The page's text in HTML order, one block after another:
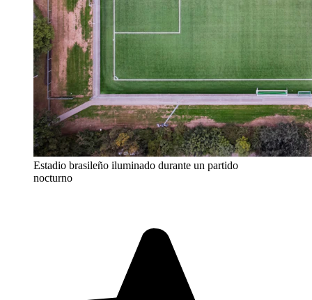
Estadio brasileño iluminado durante un partido
nocturno